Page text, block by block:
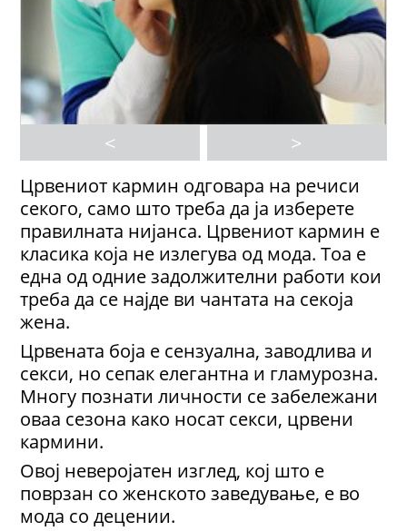
< >
Црвениот кармин одговара на речиси
секого, само што треба да ја изберете
правилната нијанса. Црвениот кармин е
класика која не излегува од мода. Тоа е
една од одние задолжителни работи кои
треба да се најде ви чантата на секоја
жена.
Црвената боја е сензуална, заводлива и
секси, но сепак елегантна и гламурозна.
Многу познати личности се забележани
оваа сезона како носат секси, црвени
кармини.
Овој неверојатен изглед, кој што е
поврзан со женското заведување, е во
мода со децении.